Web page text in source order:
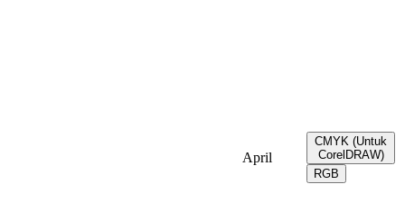
April
CMYK (Untuk
CorelDRAW)
RGB